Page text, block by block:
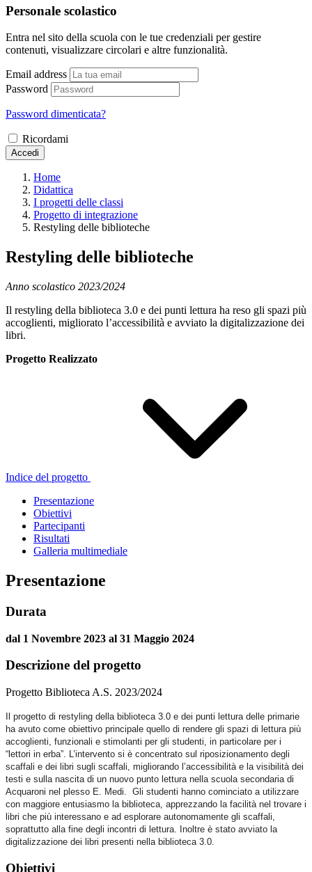
Personale scolastico
Entra nel sito della scuola con le tue credenziali per gestire
contenuti, visualizzare circolari e altre funzionalità.
Email address
Password
Password dimenticata?
Ricordami
Accedi
Home
Didattica
I progetti delle classi
Progetto di integrazione
Restyling delle biblioteche
Restyling delle biblioteche
Anno scolastico 2023/2024
Il restyling della biblioteca 3.0 e dei punti lettura ha reso gli spazi più
accoglienti, migliorato l’accessibilità e avviato la digitalizzazione dei
libri.
Progetto Realizzato
Indice del progetto
Presentazione
Obiettivi
Partecipanti
Risultati
Galleria multimediale
Presentazione
Durata
dal 1 Novembre 2023 al 31 Maggio 2024
Descrizione del progetto
Progetto Biblioteca A.S. 2023/2024
Il progetto di restyling della biblioteca 3.0 e dei punti lettura delle primarie
ha avuto come obiettivo principale quello di rendere gli spazi di lettura più
accoglienti, funzionali e stimolanti per gli studenti, in particolare per i
“lettori in erba”. L’intervento si è concentrato sul riposizionamento degli
scaffali e dei libri sugli scaffali, migliorando l’accessibilità e la visibilità dei
testi e sulla nascita di un nuovo punto lettura nella scuola secondaria di
Acquaroni nel plesso E. Medi. Gli studenti hanno cominciato a utilizzare
con maggiore entusiasmo la biblioteca, apprezzando la facilità nel trovare i
libri che più interessano e ad esplorare autonomamente gli scaffali,
soprattutto alla fine degli incontri di lettura. Inoltre è stato avviato la
digitalizzazione dei libri presenti nella biblioteca 3.0.
Obiettivi